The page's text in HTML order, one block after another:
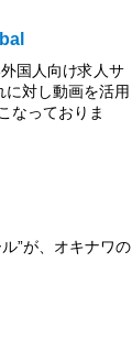
国人向け求人サ
に対し動画を活用
なっておりま
”が、オキナワの